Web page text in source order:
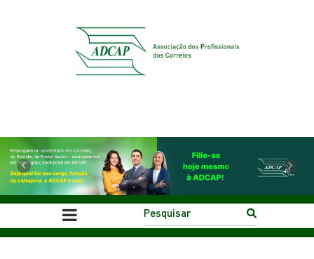
Previous Next